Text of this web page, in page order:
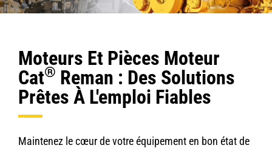
Moteurs Et Pièces Moteur
Cat® Reman : Des Solutions
Prêtes À L'emploi Fiables
Maintenez le cœur de votre équipement en bon état de